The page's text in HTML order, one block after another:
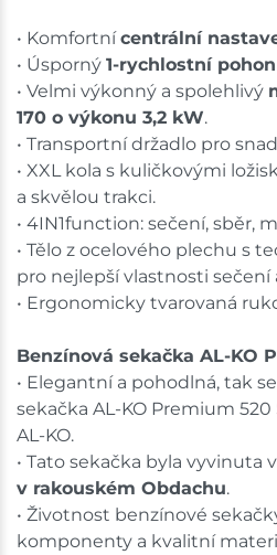
• Komfortnícentrální
• Úsporný 1-rychlostní
• Velmi výkonný a spolehlivý
170 o výkonu 3,2 kW.
• Transportní držadlo pro
• XXL kola s kuličkovými
a skvělou trakci.
• 4IN1function: sečení, sběr,
• Tělo z ocelového plechu s
pro nejlepší vlastnosti sečení
• Ergonomicky tvarovaná
Benzínová sekačka AL-KO
• Elegantní a pohodlná, tak
sekačka AL-KO Premium
AL-KO.
• Tato sekačka byla vyvinuta
v rakouském Obdachu.
• Životnost benzínové
komponenty a kvalitní